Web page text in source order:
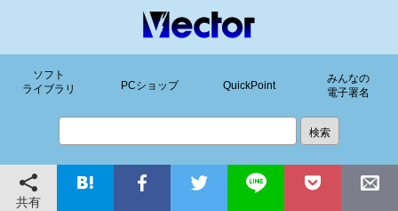
ソフト
ライブラリ
PCショップ QuickPoint
みんなの
電子署名
共有